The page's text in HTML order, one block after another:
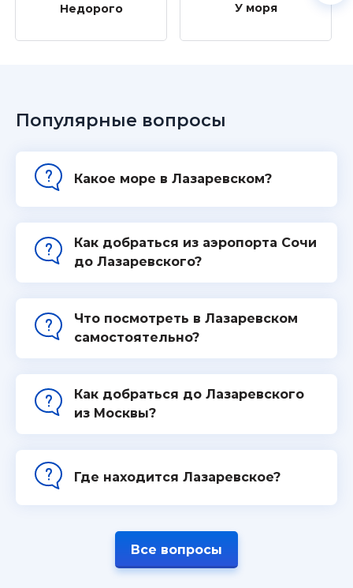
Недорого У моря
Популярные вопросы
Какое море в Лазаревском?
Как добраться из аэропорта Сочи
до Лазаревского?
Что посмотреть в Лазаревском
самостоятельно?
Как добраться до Лазаревского
из Москвы?
Где находится Лазаревское?
Все вопросы